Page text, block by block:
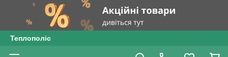
Теплополіс